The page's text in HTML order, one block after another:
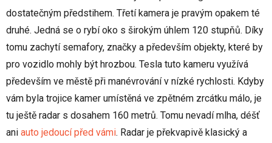
dostatečným předstihem. Třetí kamera je pravým opakem té
druhé. Jedná se o rybí oko s širokým úhlem 120 stupňů. Díky
tomu zachytí semafory, značky a především objekty, které by
pro vozidlo mohly být hrozbou. Tesla tuto kameru využívá
především ve městě při manévrování v nízké rychlosti. Kdyby
vám byla trojice kamer umístěná ve zpětném zrcátku málo, je
tu ještě radar s dosahem 160 metrů. Tomu nevadí mlha, déšť
ani auto jedoucí před vámi. Radar je překvapivě klasický a